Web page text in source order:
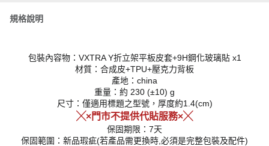
規格說明
包裝內容物：VXTRA Y折立架平板皮套+9H鋼化玻璃貼 x1
材質：合成皮+TPU+壓克力背板
產地：china
重量：約 230 (±10) g
尺寸：僅適用標題之型號，厚度約1.4(cm)
╳×門市不提供代貼服務×╳
保固期限：7天
保固範圍：新品瑕疵(若產品需更換時,必須是完整包裝及配件)